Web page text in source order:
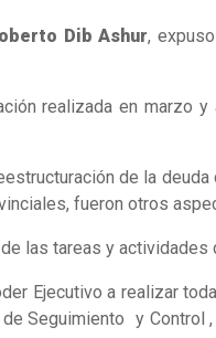
Dib Ashur,
realizada en marzo
de la
fueron otros
las tareas y
Ejecutivo a realizar
Seguimiento y